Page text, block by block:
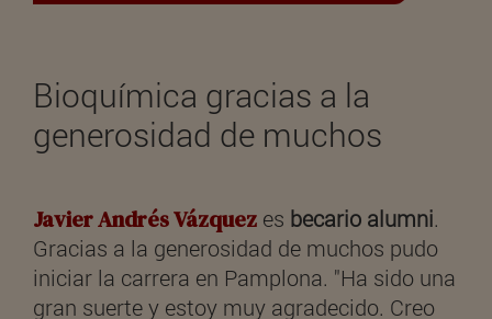
Bioquímica gracias a la
generosidad de muchos
Javier Andrés Vázquez es becario alumni.
Gracias a la generosidad de muchos pudo
iniciar la carrera en Pamplona. "Ha sido una
gran suerte y estoy muy agradecido. Creo